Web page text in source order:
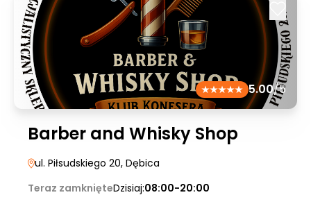
5.00/5
Barber and Whisky Shop
ul. Piłsudskiego 20, Dębica
Teraz zamknięteDzisiaj:08:00-20:00